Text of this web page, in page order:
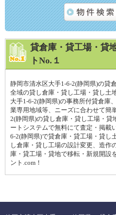
貸倉庫・貸工場・貸
トNo.１
静岡市清水区大手1-6-2(静岡県)の貸
全域の貸し倉庫・貸し工場・貸し土
大手1-6-2(静岡県)の事務所付貸倉庫
業専用地域等、ニーズに合わせて簡
2(静岡県)の貸し倉庫・貸し工場・貸
ートシステムで無料にて査定・掲載
6-2(静岡県)で貸倉庫・貸工場・貸し
し倉庫・貸し工場の設計変更、造作
庫・貸工場・貸地で移転・新規開設
ント.com！